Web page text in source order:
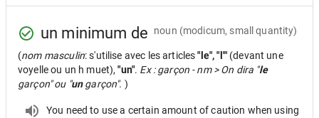
un minimum de noun (modicum, small quantity)
(nom masculin: s'utilise avec les articles"le", "l'" (devant une
voyelle ou un h muet),"un". Ex : garçon - nm > On dira "le
garçon" ou "ungarçon". )
You need to use a certain amount of caution when using